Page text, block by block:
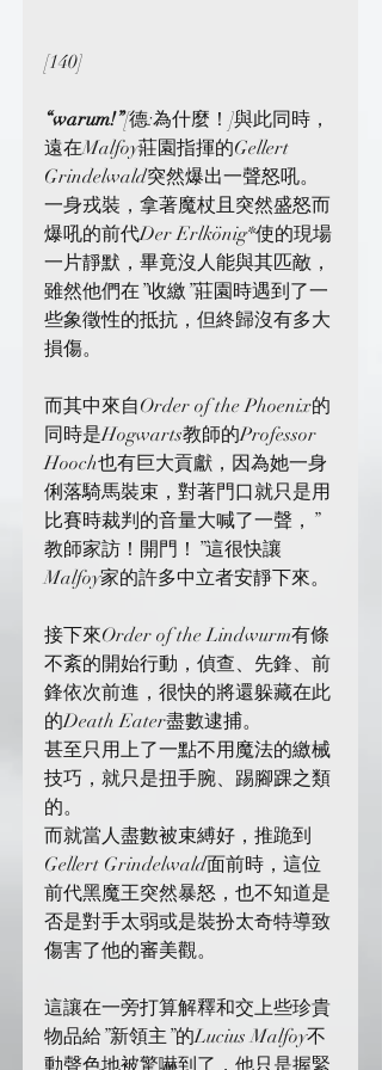
[140]
“warum!”[德:為什麼！]與此同時，
遠在Malfoy莊園指揮的Gellert
Grindelwald突然爆出一聲怒吼。
一身戎裝，拿著魔杖且突然盛怒而
爆吼的前代Der Erlkönig*使的現場
一片靜默，畢竟沒人能與其匹敵，
雖然他們在”收繳”莊園時遇到了一
些象徵性的抵抗，但終歸沒有多大
損傷。
而其中來自Order of the Phoenix的
同時是Hogwarts教師的Professor
Hooch也有巨大貢獻，因為她一身
俐落騎馬裝束，對著門口就只是用
比賽時裁判的音量大喊了一聲，”
教師家訪！開門！”這很快讓
Malfoy家的許多中立者安靜下來。
接下來Order of the Lindwurm有條
不紊的開始行動，偵查、先鋒、前
鋒依次前進，很快的將還躲藏在此
的Death Eater盡數逮捕。
甚至只用上了一點不用魔法的繳械
技巧，就只是扭手腕、踢腳踝之類
的。
而就當人盡數被束縛好，推跪到
Gellert Grindelwald面前時，這位
前代黑魔王突然暴怒，也不知道是
否是對手太弱或是裝扮太奇特導致
傷害了他的審美觀。
這讓在一旁打算解釋和交上些珍貴
物品給”新領主”的Lucius Malfoy不